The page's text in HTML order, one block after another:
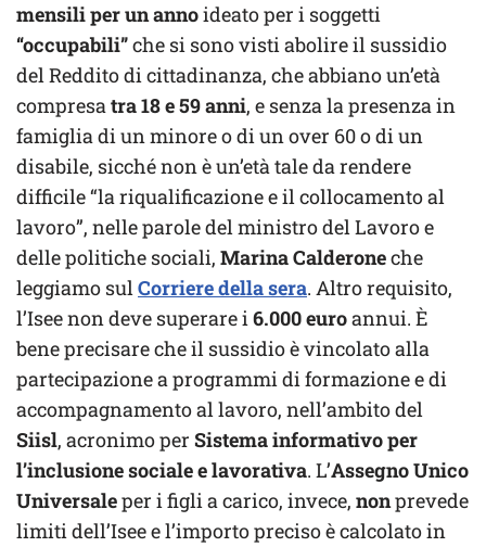
mensili per un annoideato per i soggetti
“occupabili”che si sono visti abolire il sussidio
del Reddito di cittadinanza, che abbiano un’età
compresatra 18 e 59 anni, e senza la presenza in
famiglia di un minore o di un over 60 o di un
disabile, sicché non è un’età tale da rendere
difficile “la riqualificazione e il collocamento al
lavoro”, nelle parole del ministro del Lavoro e
delle politiche sociali, Marina Calderoneche
leggiamo sulCorriere della sera. Altro requisito,
l’Isee non deve superare i6.000 euroannui. È
bene precisare che il sussidio è vincolato alla
partecipazione a programmi di formazione e di
accompagnamento al lavoro, nell’ambito del
Siisl, acronimo per Sistema informativo per
l’inclusione sociale e lavorativa. L’Assegno Unico
Universaleper i figli a carico, invece, nonprevede
limiti dell’Isee e l’importo preciso è calcolato in